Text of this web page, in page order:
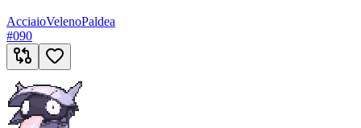
AcciaioVelenoPaldea
#090